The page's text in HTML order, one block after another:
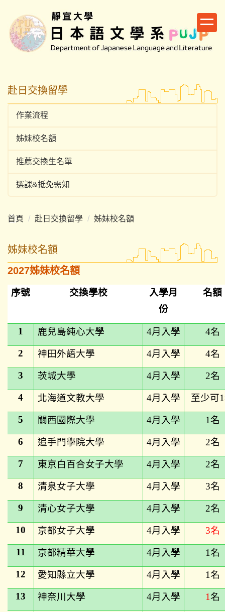
主
要
赴日交換留學
作業流程
姊妹校名額
推薦交換生名單
選課&抵免需知
首頁 赴日交換留學 姊妹校名額
姊妹校名額
2027姊妹校名額
序號 交換學校
入學月
份
名額
1 鹿兒島純心大學 4月入學 4名
2 神田外語大學 4月入學 4名
3 茨城大學 4月入學 2名
4 北海道文教大學 4月入學 至少可
5 關西國際大學 4月入學 1名
6 追手門學院大學 4月入學 2名
7 東京白百合女子大學 4月入學 2名
8 清泉女子大學 4月入學 3名
9 清心女子大學 4月入學 2名
10 京都女子大學 4月入學 3名
11 京都精華大學 4月入學 1名
12 愛知縣立大學 4月入學 1名
13 神奈川大學 4月入學 1名